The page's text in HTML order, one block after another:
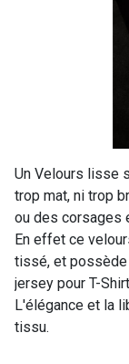
Un Velours lisse
trop mat, ni trop
ou des corsages
En effet ce
tissé, et
jersey pour T-
L'élégance et la
tissu.